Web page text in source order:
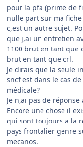
pour la pfa (prime de
nulle part sur ma
c,est un autre sujet.
que j,ai un entretien
1100 brut en tant que
brut en tant que crl.
Je dirais que la seule
sncf est dans le cas
médicale?
Je n,ai pas de
Encore une chose il
qui sont toujours a la
pays frontalier genre
mecanos.